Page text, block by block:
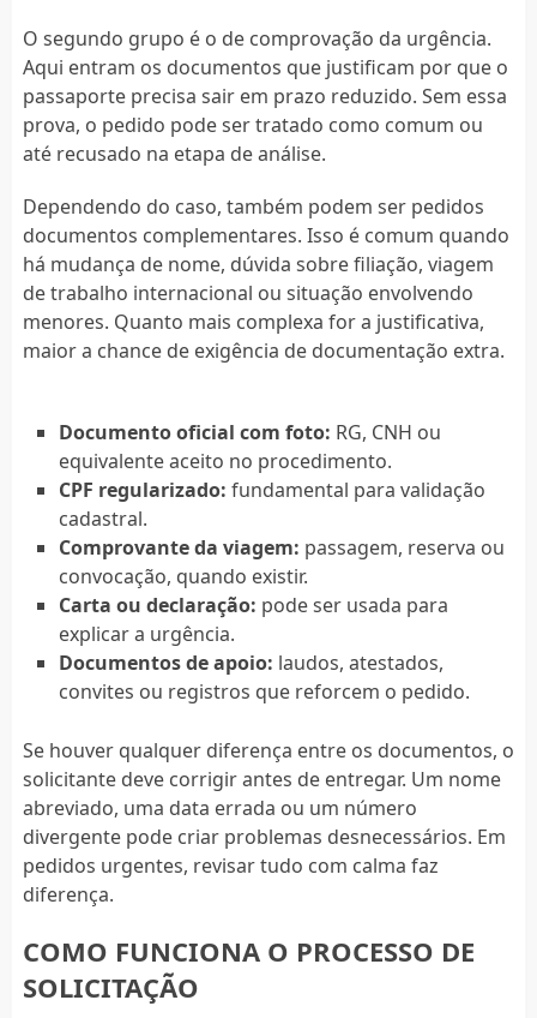
O segundo grupo é o de comprovação da urgência.
Aqui entram os documentos que justificam por que o
passaporte precisa sair em prazo reduzido. Sem essa
prova, o pedido pode ser tratado como comum ou
até recusado na etapa de análise.
Dependendo do caso, também podem ser pedidos
documentos complementares. Isso é comum quando
há mudança de nome, dúvida sobre filiação, viagem
de trabalho internacional ou situação envolvendo
menores. Quanto mais complexa for a justificativa,
maior a chance de exigência de documentação extra.
Documento oficial com foto: RG, CNH ou
equivalente aceito no procedimento.
CPF regularizado: fundamental para validação
cadastral.
Comprovante da viagem: passagem, reserva ou
convocação, quando existir.
Carta ou declaração: pode ser usada para
explicar a urgência.
Documentos de apoio: laudos, atestados,
convites ou registros que reforcem o pedido.
Se houver qualquer diferença entre os documentos, o
solicitante deve corrigir antes de entregar. Um nome
abreviado, uma data errada ou um número
divergente pode criar problemas desnecessários. Em
pedidos urgentes, revisar tudo com calma faz
diferença.
COMO FUNCIONA O PROCESSO DE
SOLICITAÇÃO